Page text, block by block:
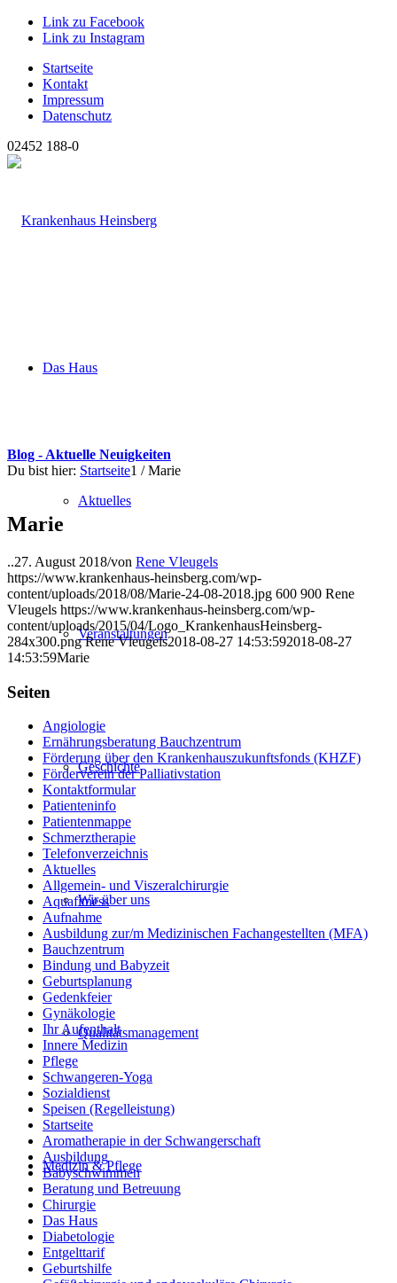
Link zu Facebook
Link zu Instagram
Startseite
Kontakt
Impressum
Datenschutz
02452 188-0
Das Haus
Aktuelles
Veranstaltungen
Geschichte
Wir über uns
Qualitätsmanagement
Medizin & Pflege
Blog - Aktuelle Neuigkeiten
Du bist hier: Startseite1 / Marie
Marie
..27. August 2018/von Rene Vleugels
https://www.krankenhaus-heinsberg.com/wp-
content/uploads/2018/08/Marie-24-08-2018.jpg 600 900 Rene
Vleugels https://www.krankenhaus-heinsberg.com/wp-
content/uploads/2015/04/Logo_KrankenhausHeinsberg-
284x300.png Rene Vleugels2018-08-27 14:53:592018-08-27
14:53:59Marie
Seiten
Angiologie
Ernährungsberatung Bauchzentrum
Förderung über den Krankenhauszukunftsfonds (KHZF)
Förderverein der Palliativstation
Kontaktformular
Patienteninfo
Patientenmappe
Schmerztherapie
Telefonverzeichnis
Aktuelles
Allgemein- und Viszeralchirurgie
Aquafitness
Aufnahme
Ausbildung zur/m Medizinischen Fachangestellten (MFA)
Bauchzentrum
Bindung und Babyzeit
Geburtsplanung
Gedenkfeier
Gynäkologie
Ihr Aufenthalt
Innere Medizin
Pflege
Schwangeren-Yoga
Sozialdienst
Speisen (Regelleistung)
Startseite
Aromatherapie in der Schwangerschaft
Ausbildung
Babyschwimmen
Beratung und Betreuung
Chirurgie
Das Haus
Diabetologie
Entgelttarif
Geburtshilfe